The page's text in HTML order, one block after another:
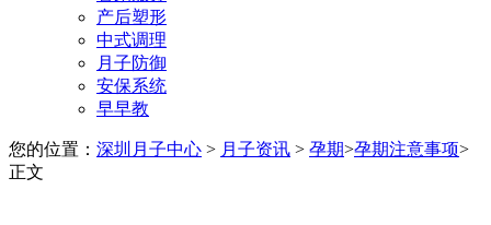
产后塑形
中式调理
月子防御
安保系统
早早教
您的位置： 深圳月子中心 > 月子资讯 > 孕期>孕期注意事项>
正文